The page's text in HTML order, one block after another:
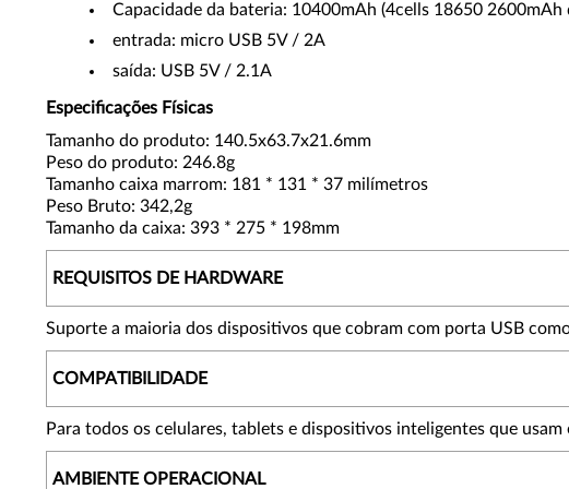
Capacidade da bateria: 10400mAh (4cells 18650 2600mAh
entrada: micro USB 5V / 2A
saída: USB 5V / 2.1A
Especificações Físicas
Tamanho do produto: 140.5x63.7x21.6mm
Peso do produto: 246.8g
Tamanho caixa marrom: 181 * 131 * 37 milímetros
Peso Bruto: 342,2g
Tamanho da caixa: 393 * 275 * 198mm
REQUISITOS DE HARDWARE
Suporte a maioria dos dispositivos que cobram com porta USB
COMPATIBILIDADE
Para todos os celulares, tablets e dispositivos inteligentes que usam
AMBIENTE OPERACIONAL